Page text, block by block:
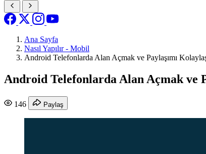
Ana Sayfa
Nasıl Yapılır - Mobil
Android Telefonlarda Alan Açmak ve Paylaşımı
Android Telefonlarda Alan Açmak ve
146 Paylaş